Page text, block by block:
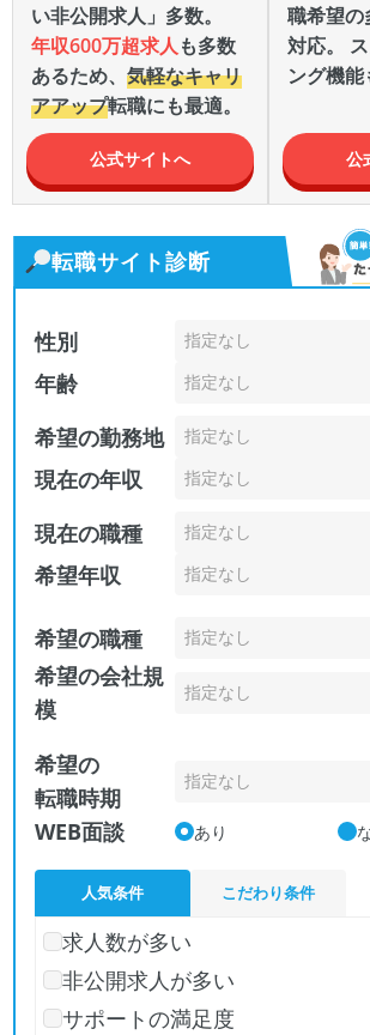
い非公開求人」多数。
年収600万超求人も多数
あるため、気軽なキャリ
アアップ転職にも最適。
公式サイトへ
職希望の
対応。
ング機能
公
転職サイト診断
性別
年齢
希望の勤務地
現在の年収
現在の職種
希望年収
希望の職種
希望の会社規
模
希望の
転職時期
WEB面談
あり
人気条件 こだわり条件
求人数が多い
非公開求人が多い
サポートの満足度